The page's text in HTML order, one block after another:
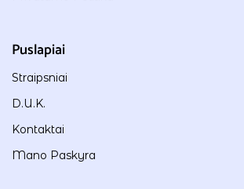
Puslapiai
Straipsniai
D.U.K.
Kontaktai
Mano Paskyra